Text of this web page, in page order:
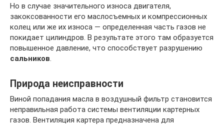
Но в случае значительного износа двигателя,
закоксованности его маслосъемных и компрессионных
колец или же их износа — определенная часть газов не
покидает цилиндров. В результате этого там образуется
повышенное давление, что способствует разрушению
сальников.
Природа неисправности
Виной попадания масла в воздушный фильтр становится
неправильная работа системы вентиляции картерных
газов. Вентиляция картера предназначена для